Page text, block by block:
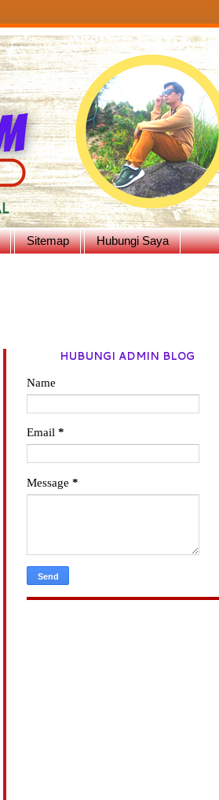
Sitemap Hubungi Saya
HUBUNGI ADMIN BLOG
Name
Email *
Message *